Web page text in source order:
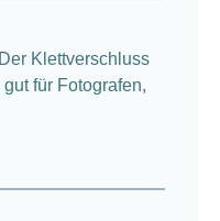
Klettverschluss
für Fotografen,